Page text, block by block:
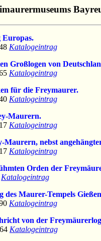
Katalogeintrag
Großlogen von
Katalogeintrag
für die Freymaurer.
Katalogeintrag
Maurern.
Katalogeintrag
nebst
Katalogeintrag
Orden der
Katalogeintrag
Maurer-Tempels
Katalogeintrag
von der
Katalogeintrag